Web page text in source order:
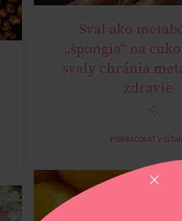
Sval ako
„špongia“ na
svaly chránia
zdravie
POKRAČOVAŤ V